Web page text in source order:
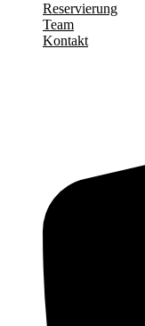
Reservierung
Team
Kontakt